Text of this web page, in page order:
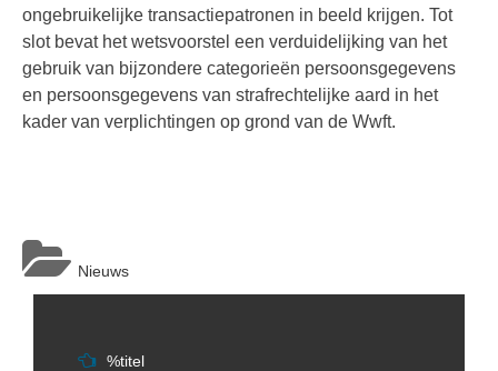
ongebruikelijke transactiepatronen in beeld krijgen. Tot
slot bevat het wetsvoorstel een verduidelijking van het
gebruik van bijzondere categorieën persoonsgegevens
en persoonsgegevens van strafrechtelijke aard in het
kader van verplichtingen op grond van de Wwft.
Nieuws
Berichtnavigatie
%titel